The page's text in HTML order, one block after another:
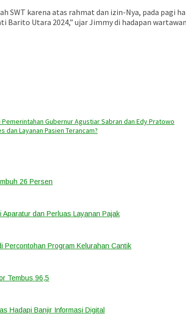
SWT karena atas rahmat dan izin-Nya, pada pagi
Barito Utara 2024,” ujar Jimmy di hadapan
Gubernur Agustiar Sabran dan Edy Pratowo
dan Layanan Pasien Terancam?
26 Persen
dan Perluas Layanan Pajak
Percontohan Program Kelurahan Cantik
Tembus 96,5
Hadapi Banjir Informasi Digital